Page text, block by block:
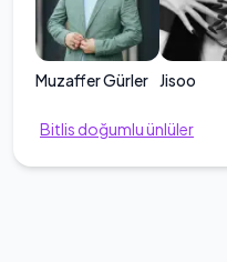
Muzaffer Gürler Jisoo
Bitlis doğumlu ünlüler